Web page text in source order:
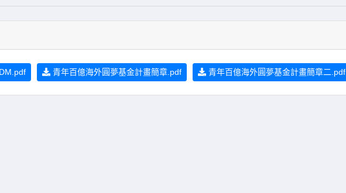
青年百億海外圓夢基金計畫簡章.pdf 青年百億海外圓夢基金計畫簡章二.pdf